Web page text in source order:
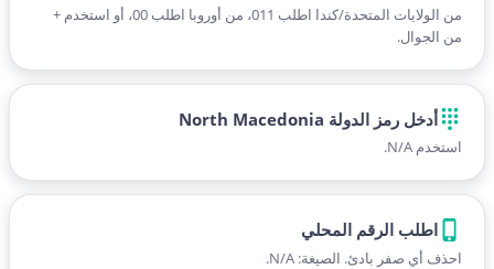
من الولايات المتحدة/كندا اطلب 011، من أوروبا اطلب 00، أو استخدم +
من الجوال.
أدخل رمز الدولة North Macedonia
استخدم N/A.
اطلب الرقم المحلي
احذف أي صفر بادئ. الصيغة: N/A.